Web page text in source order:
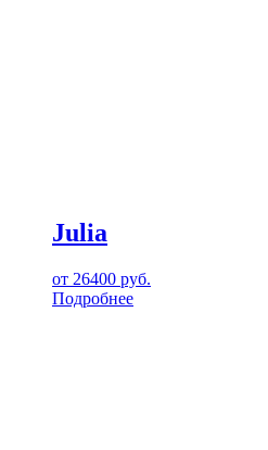
Julia
от 26400 руб.
Подробнее